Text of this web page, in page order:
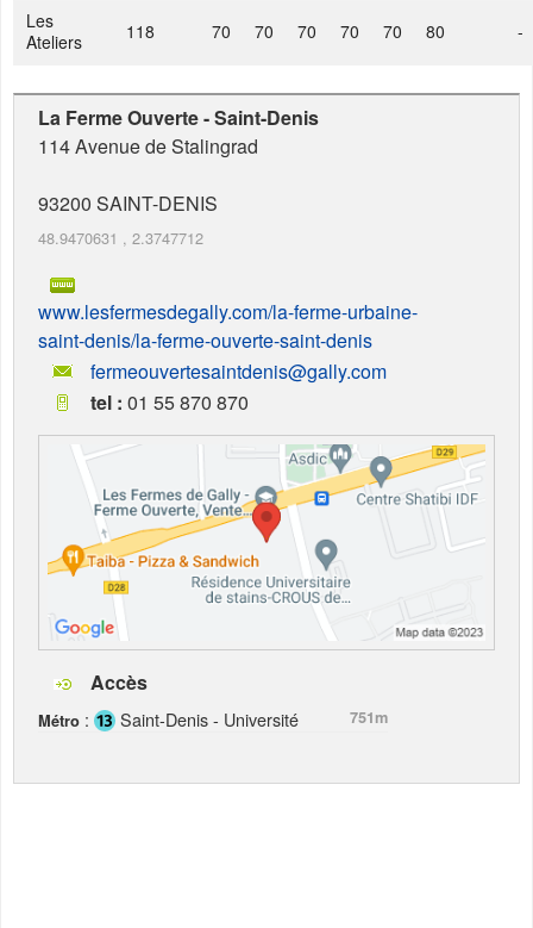
Les
Ateliers
118 70 70 70 70 70 80 -
La Ferme Ouverte - Saint-Denis
114 Avenue de Stalingrad
93200 SAINT-DENIS
48.9470631 , 2.3747712
www.lesfermesdegally.com/la-ferme-urbaine-
saint-denis/la-ferme-ouverte-saint-denis
fermeouvertesaintdenis@gally.com
tel : 01 55 870 870
Accès
Métro : Saint-Denis - Université 751m